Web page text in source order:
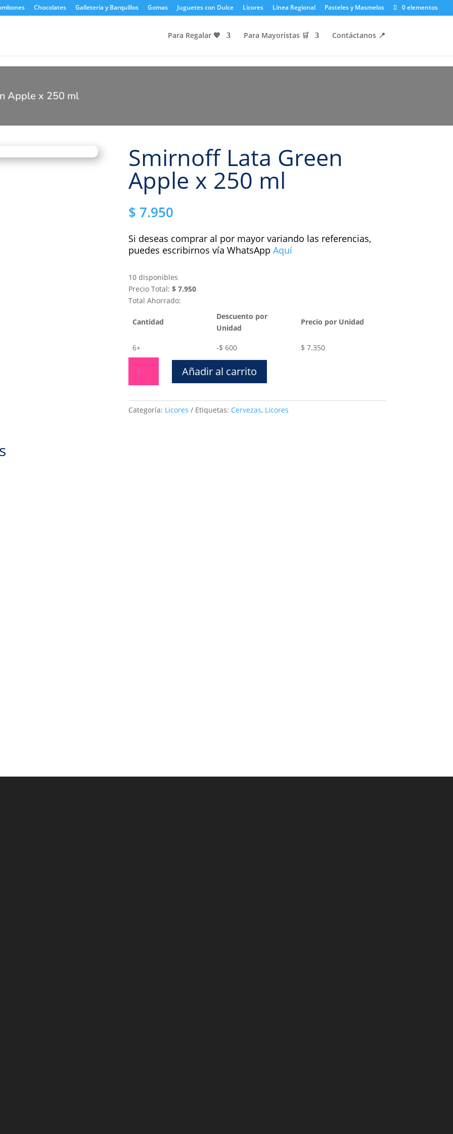
Chocolates Galletería y Barquillos Gomas Juguetes con Dulce Licores Línea Regional Pasteles y Masmelos 0 elementos
Para Regalar 💖​ Para Mayoristas 🛒 Contáctanos 📍​
Apple x 250 ml
Smirnoff Lata Green
Apple x 250 ml
$ 7.950
Si deseas comprar al por mayor variando las referencias,
puedes escribirnos vía WhatsApp Aquí
10 disponibles
Precio Total: $7.950
Total Ahorrado:
Cantidad
Descuento por
Unidad
Precio por Unidad
6+ -$ 600 $ 7.350
Lata
Green
x
Añadir al carrito
Categoría: Licores Etiquetas: Cervezas, Licores